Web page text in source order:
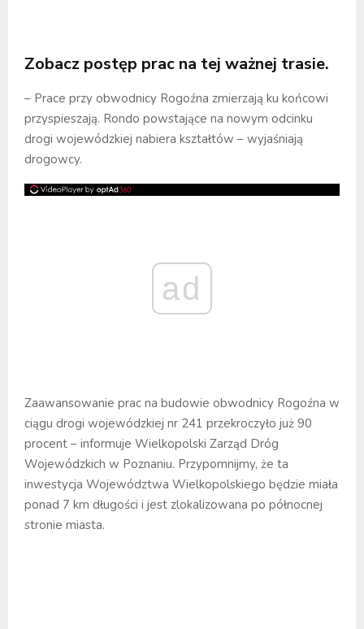
Zobacz postęp prac na tej ważnej trasie.
– Prace przy obwodnicy Rogoźna zmierzają ku końcowi
przyspieszają. Rondo powstające na nowym odcinku
drogi wojewódzkiej nabiera kształtów – wyjaśniają
drogowcy.
ad
Zaawansowanie prac na budowie obwodnicy Rogoźna w
ciągu drogi wojewódzkiej nr 241 przekroczyło już 90
procent – informuje Wielkopolski Zarząd Dróg
Wojewódzkich w Poznaniu. Przypomnijmy, że ta
inwestycja Województwa Wielkopolskiego będzie miała
ponad 7 km długości i jest zlokalizowana po północnej
stronie miasta.